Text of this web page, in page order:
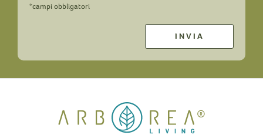
*campi obbligatori